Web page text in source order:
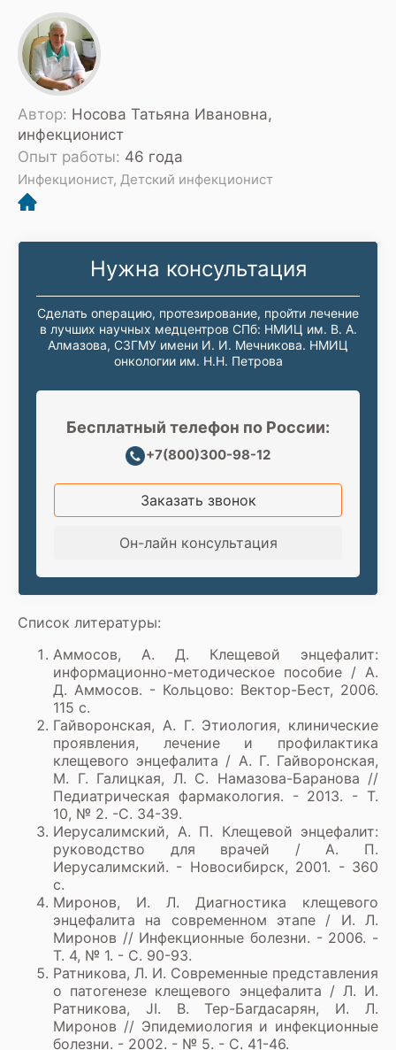
Автор: Носова Татьяна Ивановна,
инфекционист
Опыт работы: 46 года
Инфекционист, Детский инфекционист
Нужна консультация
Сделать операцию, протезирование, пройти лечение
в лучших научных медцентров СПб: НМИЦ им. В. А.
Алмазова, СЗГМУ имени И. И. Мечникова. НМИЦ
онкологии им. Н.Н. Петрова
Бесплатный телефон по России:
+7(800)300-98-12
Заказать звонок
Он-лайн консультация
Список литературы:
Аммосов, А. Д. Клещевой энцефалит:
информационно-методическое пособие / А.
Д. Аммосов. - Кольцово: Вектор-Бест, 2006.
115 с.
Гайворонская, А. Г. Этиология, клинические
проявления, лечение и профилактика
клещевого энцефалита / А. Г. Гайворонская,
М. Г. Галицкая, Л. С. Намазова-Баранова //
Педиатрическая фармакология. - 2013. - Т.
10, № 2. -С. 34-39.
Иерусалимский, А. П. Клещевой энцефалит:
руководство для врачей / А. П.
Иерусалимский. - Новосибирск, 2001. - 360
с.
Миронов, И. Л. Диагностика клещевого
энцефалита на современном этапе / И. Л.
Миронов // Инфекционные болезни. - 2006. -
Т. 4, № 1. - С. 90-93.
Ратникова, Л. И. Современные представления
о патогенезе клещевого энцефалита / Л. И.
Ратникова, JI. В. Тер-Багдасарян, И. Л.
Миронов // Эпидемиология и инфекционные
болезни. - 2002. - № 5. - С. 41-46.